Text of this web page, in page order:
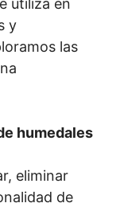
utiliza en
y
las
humedales
eliminar
de